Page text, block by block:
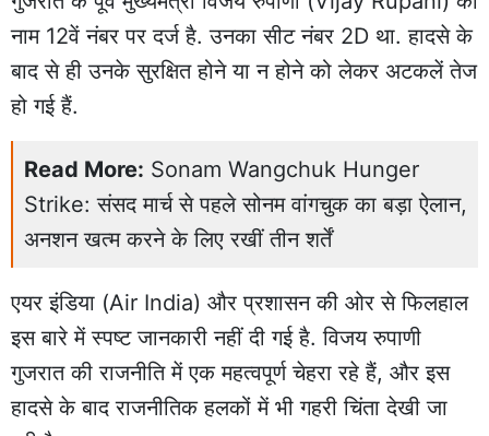
नाम 12वें नंबर पर दर्ज है. उनका सीट नंबर 2D था. हादसे के
बाद से ही उनके सुरक्षित होने या न होने को लेकर अटकलें तेज
हो गई हैं.
Read More: Sonam Wangchuk Hunger
Strike: संसद मार्च से पहले सोनम वांगचुक का बड़ा ऐलान,
अनशन खत्म करने के लिए रखीं तीन शर्तें
एयर इंडिया (Air India) और प्रशासन की ओर से फिलहाल
इस बारे में स्पष्ट जानकारी नहीं दी गई है. विजय रुपाणी
गुजरात की राजनीति में एक महत्वपूर्ण चेहरा रहे हैं, और इस
हादसे के बाद राजनीतिक हलकों में भी गहरी चिंता देखी जा